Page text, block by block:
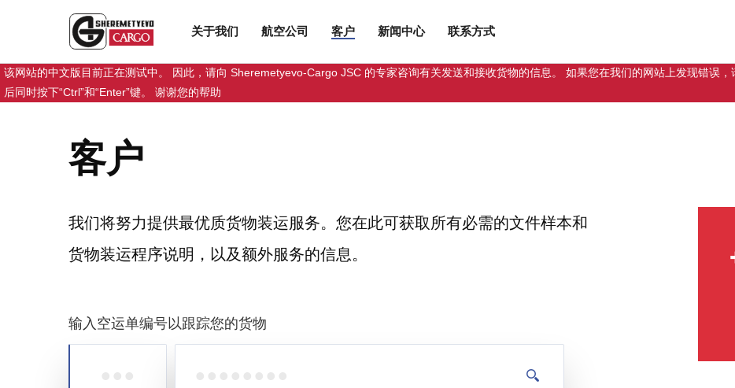
关于我们 航空公司 客户 新闻中心 联系方式
该网站的中文版目前正在测试中。 因此，请向 Sheremetyevo-Cargo JSC 的专家咨询有关发送和接收货物的信息。 如果您在我们的网站上发现错误
后同时按下“Ctrl”和“Enter”键。 谢谢您的帮助
客户
我们将努力提供最优质货物装运服务。您在此可获取所有必需的文件样本和
货物装运程序说明，以及额外服务的信息。
输入空运单编号以跟踪您的货物